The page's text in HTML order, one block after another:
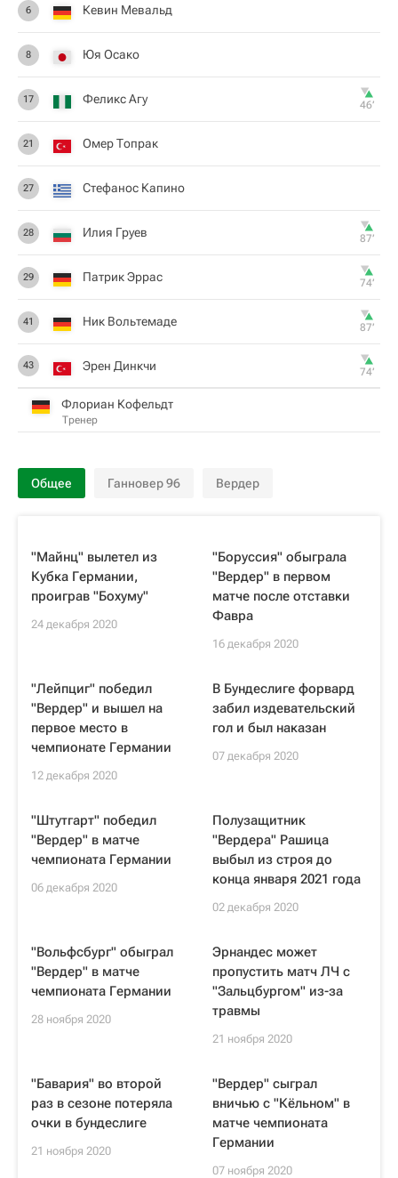
6 Кевин Мевальд
8 Юя Осако
17 Феликс Агу 46‎’‎
21 Омер Топрак
27 Стефанос Капино
28 Илия Груев 87‎’‎
29 Патрик Эррас 74‎’‎
41 Ник Вольтемаде 87‎’‎
43 Эрен Динкчи 74‎’‎
Флориан Кофельдт
Тренер
Общее Ганновер 96 Вердер
"Майнц" вылетел из
Кубка Германии,
проиграв "Бохуму"
24 декабря 2020
"Боруссия" обыграла
"Вердер" в первом
матче после отставки
Фавра
16 декабря 2020
"Лейпциг" победил
"Вердер" и вышел на
первое место в
чемпионате Германии
12 декабря 2020
В Бундеслиге форвард
забил издевательский
гол и был наказан
07 декабря 2020
"Штутгарт" победил
"Вердер" в матче
чемпионата Германии
06 декабря 2020
Полузащитник
"Вердера" Рашица
выбыл из строя до
конца января 2021 года
02 декабря 2020
"Вольфсбург" обыграл
"Вердер" в матче
чемпионата Германии
28 ноября 2020
Эрнандес может
пропустить матч ЛЧ с
"Зальцбургом" из-за
травмы
21 ноября 2020
"Бавария" во второй
раз в сезоне потеряла
очки в бундеслиге
21 ноября 2020
"Вердер" сыграл
вничью с "Кёльном" в
матче чемпионата
Германии
07 ноября 2020